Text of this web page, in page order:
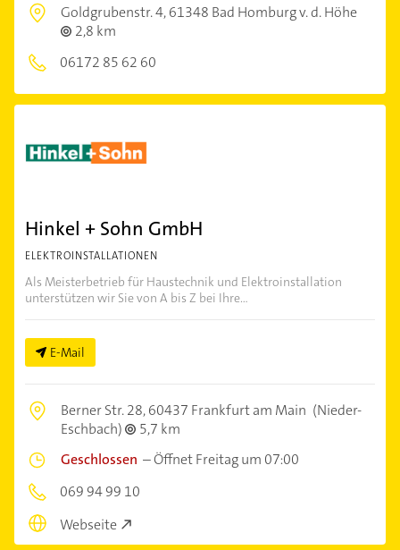
Goldgrubenstr. 4,61348 Bad Homburg v. d. Höhe
2,8 km
06172 85 62 60
Hinkel + Sohn GmbH
ELEKTROINSTALLATIONEN
Als Meisterbetrieb für Haustechnik und Elektroinstallation
unterstützen wir Sie von A bis Z bei Ihre...
E-Mail
Berner Str. 28,60437 Frankfurt am Main (Nieder-
Eschbach)
5,7 km
Geschlossen –Öffnet Freitag um 07:00
069 94 99 10
Webseite